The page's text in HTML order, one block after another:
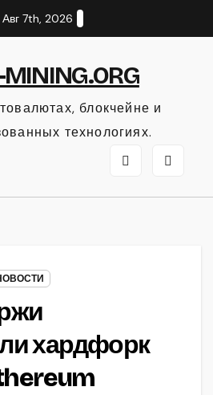
Авг 7th, 2026
MINING.ORG
блокчейне и
технологиях.
хардфорк